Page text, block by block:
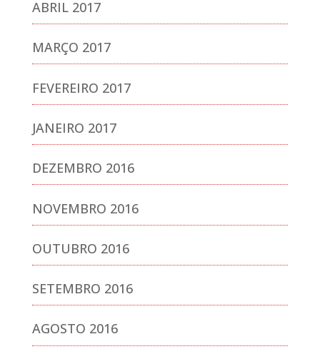
ABRIL 2017
MARÇO 2017
FEVEREIRO 2017
JANEIRO 2017
DEZEMBRO 2016
NOVEMBRO 2016
OUTUBRO 2016
SETEMBRO 2016
AGOSTO 2016